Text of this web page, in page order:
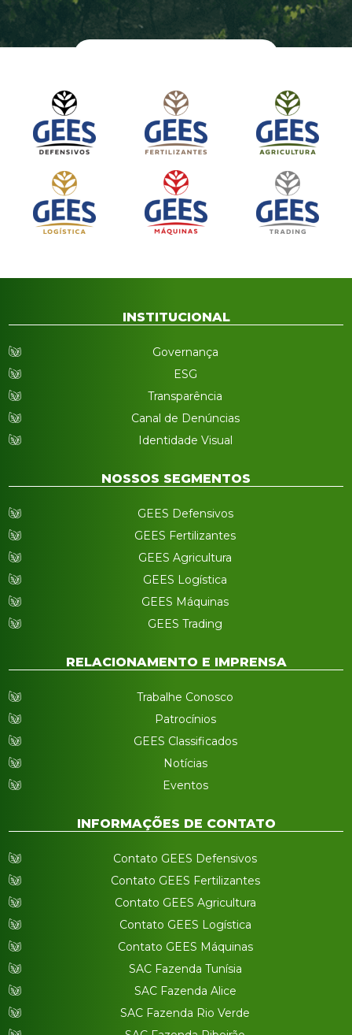
INSTITUCIONAL
Governança
ESG
Transparência
Canal de Denúncias
Identidade Visual
NOSSOS SEGMENTOS
GEES Defensivos
GEES Fertilizantes
GEES Agricultura
GEES Logística
GEES Máquinas
GEES Trading
RELACIONAMENTO E IMPRENSA
Trabalhe Conosco
Patrocínios
GEES Classificados
Notícias
Eventos
INFORMAÇÕES DE CONTATO
Contato GEES Defensivos
Contato GEES Fertilizantes
Contato GEES Agricultura
Contato GEES Logística
Contato GEES Máquinas
SAC Fazenda Tunísia
SAC Fazenda Alice
SAC Fazenda Rio Verde